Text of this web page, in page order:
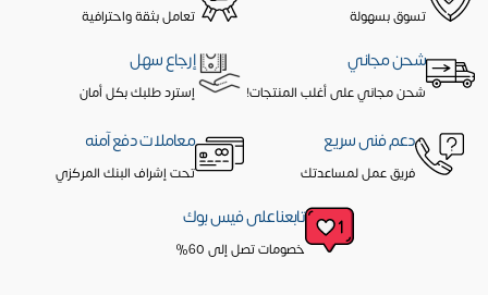
تسوق بسهولة تعامل بثقة واحترافية
شحن مجاني
شحن مجاني على أغلب المنتجات!
إرجاع سهل
إسترد طلبك بكل أمان
دعم فنى سريع
فريق عمل لمساعدتك
معاملات دفع آمنه
تحت إشراف البنك المركزي
تابعنا على فيس بوك
خصومات تصل إلى 60%